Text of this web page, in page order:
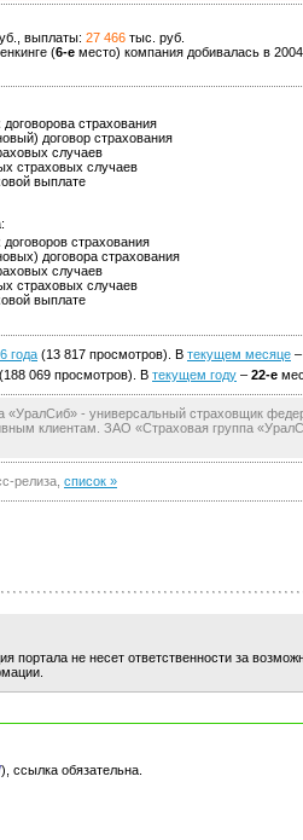
выплаты: 27 466 тыс. руб.
(6-е место) компания добивалась в 2004
страхования
договор страхования
случаев
страховых случаев
выплате
страхования
договора страхования
случаев
страховых случаев
выплате
года (13 817 просмотров). В текущем месяце –
(188 069 просмотров). В текущем году – 22-е
«УралСиб» - универсальный страховщик
клиентам. ЗАО «Страховая группа
релиза, список »
не несет ответственности за
), ссылка обязательна.